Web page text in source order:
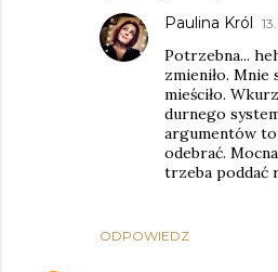
ODPOWIEDZ
Paulina Król
Potrzebna...
zmieniło. Mnie
mieściło.
durnego
argumentów to
odebrać.
trzeba poddać